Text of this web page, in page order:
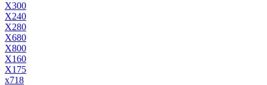
X300
X240
X280
X680
X800
X160
X175
x718